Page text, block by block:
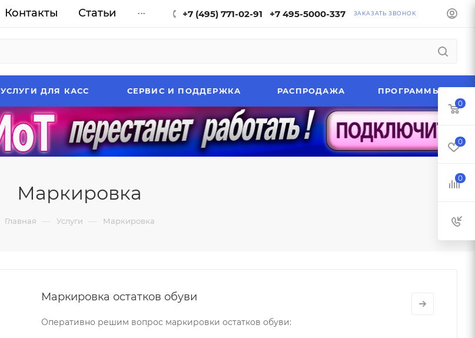
Контакты Статьи ... +7 (495) 771-02-91 +7 495-5000-337 ЗАКАЗАТЬ ЗВОНОК
УСЛУГИ ДЛЯ КАСС СЕРВИС И ПОДДЕРЖКА РАСПРОДАЖА ПРОГРАММЫ
Маркировка
Главная — Услуги — Маркировка
Маркировка остатков обуви
Оперативно решим вопрос маркировки остатков обуви:
0
0
0